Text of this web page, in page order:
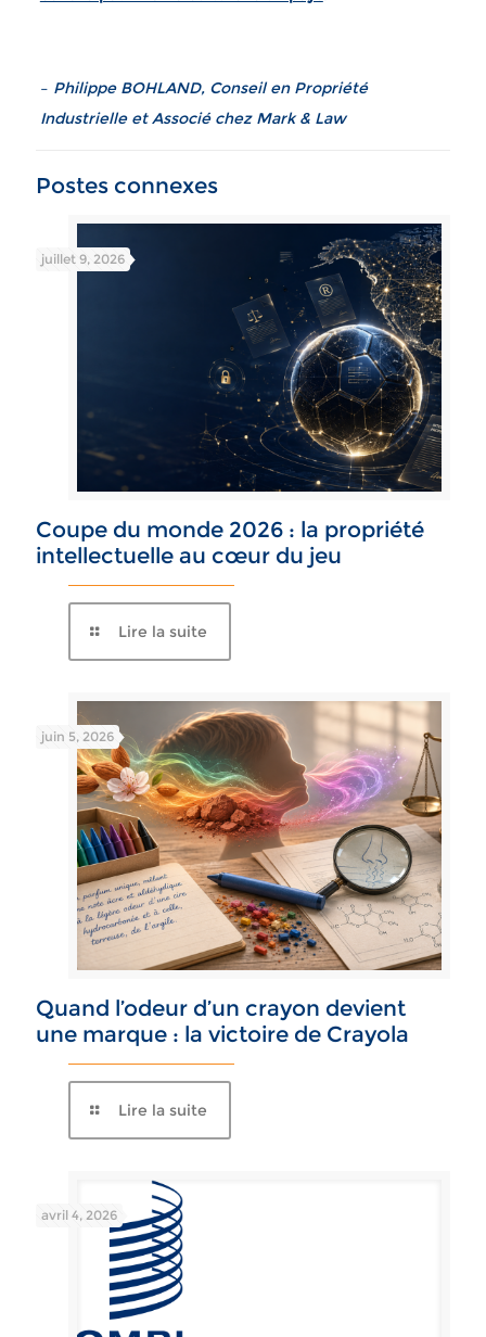
– Philippe BOHLAND, Conseil en Propriété
Industrielle et Associé chez Mark & Law
Postes connexes
juillet 9, 2026
Coupe du monde 2026 : la propriété
intellectuelle au cœur du jeu
Lire la suite
juin 5, 2026
Quand l’odeur d’un crayon devient
une marque : la victoire de Crayola
Lire la suite
avril 4, 2026